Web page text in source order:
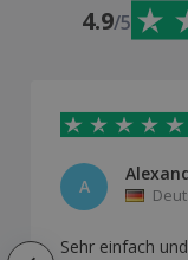
4.9/5
A
Sehr einfach